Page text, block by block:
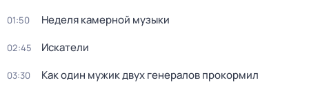
01:50 Неделя камерной музыки
02:45 Искатели
03:30 Как один мужик двух генералов прокормил